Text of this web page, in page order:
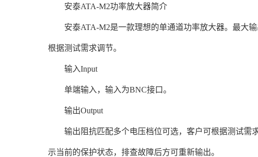
安泰ATA-M2功率放大器简介
安泰ATA-M2是一款理想的单通道功率放大器。最大输
根据测试需求调节。
输入Input
单端输入，输入为BNC接口。
输出Output
输出阻抗匹配多个电压档位可选，客户可根据测试需求
示当前的保护状态，排查故障后方可重新输出。